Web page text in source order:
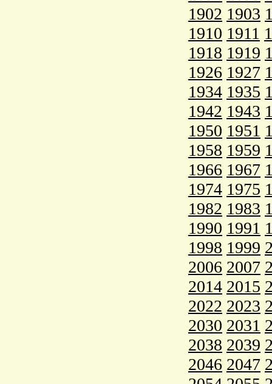
1902 1903
1910 1911
1918 1919
1926 1927
1934 1935
1942 1943
1950 1951
1958 1959
1966 1967
1974 1975
1982 1983
1990 1991
1998 1999
2006 2007
2014 2015
2022 2023
2030 2031
2038 2039
2046 2047